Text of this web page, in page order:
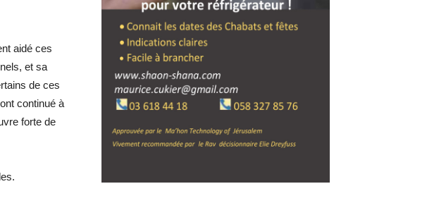
aidé ces
et sa
de ces
continué à
forte de